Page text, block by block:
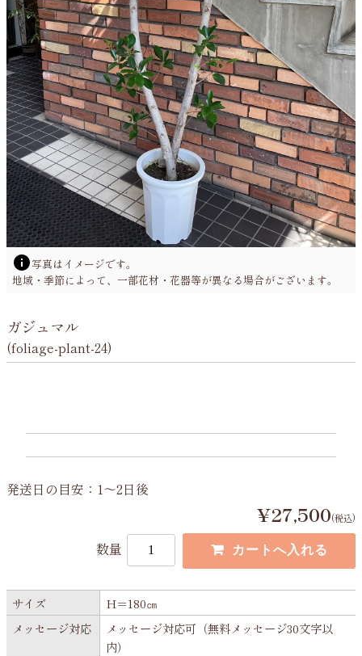
特定商取引法に基づく表記
運営会社
写真はイメージです。
地域・季節によって、一部花材・花器等が異なる場合がございます。
ガジュマル
(foliage-plant-24)
発送日の目安：1～2日後
¥27,500(税込)
数量
サイズ
H＝180㎝
メッセージ対応
メッセージ対応可（無料メッセージ30文字以
内）